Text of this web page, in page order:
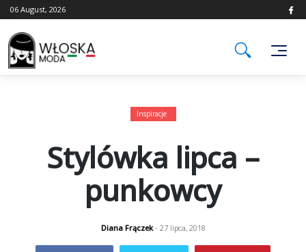
Skip
to
content
06 August, 2026
Inspiracje
Stylówka lipca –
punkowcy
Diana Frączek- 27 lipca, 2018